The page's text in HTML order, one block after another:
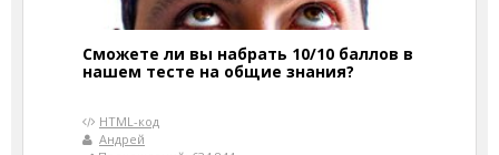
Сможете ли вы набрать 10/10 баллов в
нашем тесте на общие знания?
HTML-код
Андрей